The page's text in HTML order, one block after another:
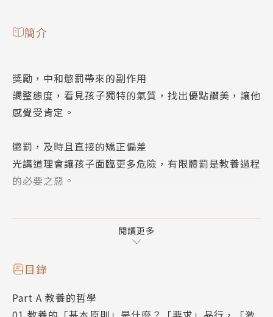
簡介
獎勵，中和懲罰帶來的副作用
調整態度，看見孩子獨特的氣質，找出優點讚美，讓他
感覺受肯定。
懲罰，及時且直接的矯正偏差
光講道理會讓孩子面臨更多危險，有限體罰是教養過程
的必要之惡。
80％父母都在問：為何我家孩子叫不動、講不聽、罵
不怕？
看！
閱讀更多
目錄
Part A 教養的哲學